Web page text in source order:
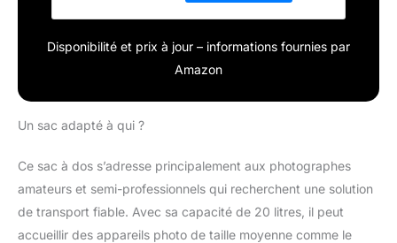
Disponibilité et prix à jour – informations fournies par
Amazon
Un sac adapté à qui ?
Ce sac à dos s’adresse principalement aux photographes
amateurs et semi-professionnels qui recherchent une solution
de transport fiable. Avec sa capacité de 20 litres, il peut
accueillir des appareils photo de taille moyenne comme le